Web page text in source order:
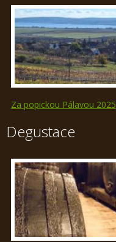
Za popickou Pálavou 2025
Degustace